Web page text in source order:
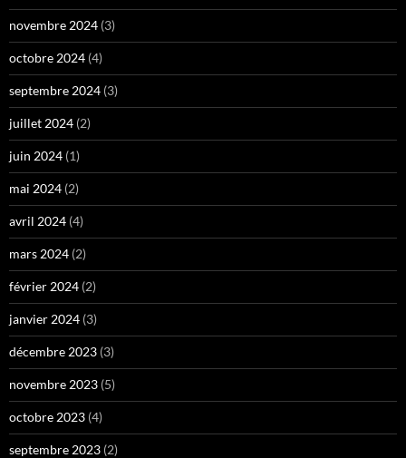
novembre 2024 (3)
octobre 2024 (4)
septembre 2024 (3)
juillet 2024 (2)
juin 2024 (1)
mai 2024 (2)
avril 2024 (4)
mars 2024 (2)
février 2024 (2)
janvier 2024 (3)
décembre 2023 (3)
novembre 2023 (5)
octobre 2023 (4)
septembre 2023 (2)